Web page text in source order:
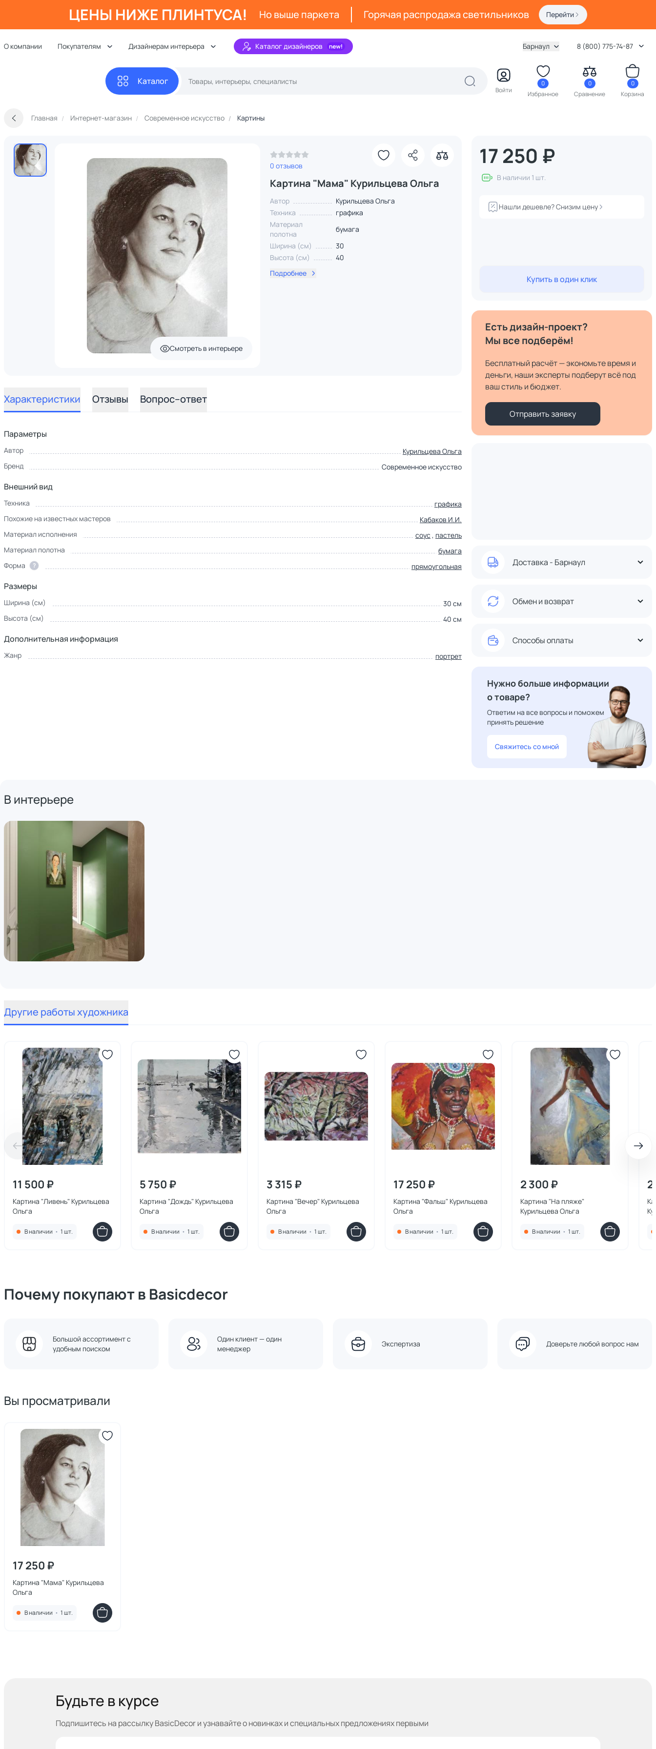
ЦЕНЫ НИЖЕ ПЛИНТУСА! Но выше паркета Горячая распродажа светильников Перейти
О компании Покупателям Дизайнерам интерьера Каталог дизайнеров Барнаул 8 (800) 775-74-87
Каталог
Войти
0
Избранное
0
Сравнение
0
Корзина
Главная Интернет-магазин Современное искусство Картины
Смотреть в интерьере
0 отзывов
Картина "Мама" Курильцева Ольга
Автор
Курильцева Ольга
Техника
графика
Материал
полотна
бумага
Ширина (см)
30
Высота (см)
40
Подробнее
Характеристики Отзывы Вопрос–ответ
Параметры
Автор
Курильцева Ольга
Бренд
Современное искусство
Внешний вид
Техника
графика
Похожие на известных мастеров
Кабаков И.И.
Материал исполнения
соус , пастель
Материал полотна
бумага
Форма
? прямоугольная
Размеры
Ширина (см)
30 см
Высота (см)
40 см
Дополнительная информация
Жанр портрет
17 250 ₽
В наличии 1 шт.
Нашли дешевле? Снизим цену
Купить в один клик
Есть дизайн-проект?
Мы все подберём!
Бесплатный расчёт — экономьте время и
деньги, наши эксперты подберут всё под
ваш стиль и бюджет.
Отправить заявку
Доставка - Барнаул
Обмен и возврат
Способы оплаты
Нужно больше информации
о товаре?
Ответим на все вопросы и поможем
принять решение
Свяжитесь со мной
В интерьере
Другие работы художника
11 500 ₽
Картина "Ливень" Курильцева
Ольга
В наличии • 1 шт.
5 750 ₽
Картина "Дождь" Курильцева
Ольга
В наличии • 1 шт.
3 315 ₽
Картина "Вечер" Курильцева
Ольга
В наличии • 1 шт.
17 250 ₽
Картина "Фальш" Курильцева
Ольга
В наличии • 1 шт.
2 300 ₽
Картина "На пляже"
Курильцева Ольга
В наличии • 1 шт.
Почему покупают в Basicdecor
Большой ассортимент с
удобным поиском
Один клиент — один
менеджер
Экспертиза Доверьте любой вопрос нам
Вы просматривали
17 250 ₽
Картина "Мама" Курильцева
Ольга
В наличии • 1 шт.
Будьте в курсе
Подпишитесь на рассылку BasicDecor и узнавайтео новинках и специальных предложениях первыми